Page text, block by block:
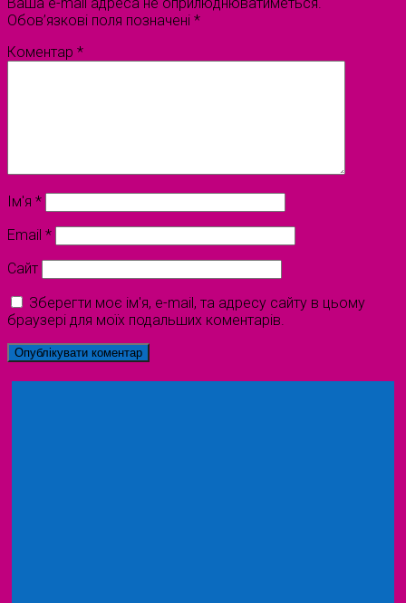
Обов’язкові поля позначені *
Коментар *
Ім'я *
Email *
Сайт
Зберегти моє ім'я, e-mail, та адресу сайту в цьому
браузері для моїх подальших коментарів.